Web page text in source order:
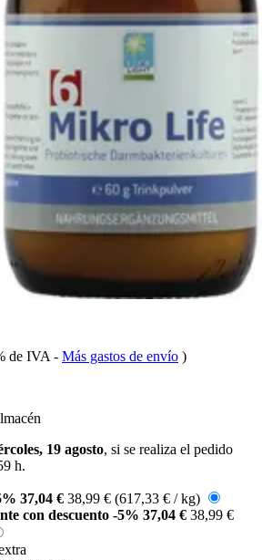
de IVA - Más gastos de envío )
19 agosto, si se realiza el pedido
h.
37,04 € 38,99 € (617,33 € / kg)
con descuento -5% 37,04 € 38,99 €